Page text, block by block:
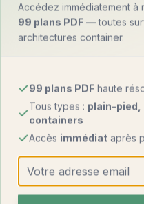
Critère
Fabrication
usine
Montage sur site 2 à
Kit
Accédez immédiatement à
99 plans PDF — toutes
architectures container.
99 plans PDF haute
Tous types : plain-pied,
containers
Accès immédiat après